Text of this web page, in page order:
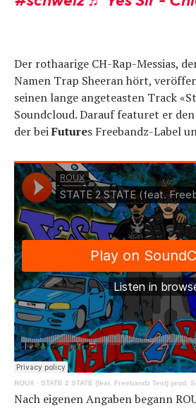
Der rothaarige CH-Rap-Messias,
Namen Trap Sheeran hört,
seinen lange angeteasten Track
Soundcloud. Darauf featuret er
der beiFutures Freebandz-Label
ROUX · STATE 2 STATE (feat. Freebandz Test) prod.
Nach eigenen Angaben begann